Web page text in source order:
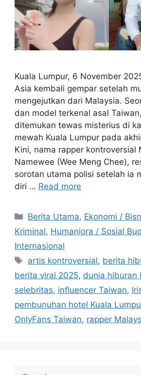
Kuala Lumpur, 6 November
Asia kembali gempar setelah
mengejutkan dari Malaysia.
dan model terkenal asal
ditemukan tewas misterius di
mewah Kuala Lumpur pada
Kini, nama rapper kontroversial
Namewee (Wee Meng Chee),
sorotan utama polisi setelah ia
diri … Read more
C
e
g
o
r
s
Berita Utama, Ekonomi /
Kriminal, Humaniora / Sosial
Internasional
T
a
s
artis kontroversial, berita
berita viral 2025, dunia hiburan
selebritas, influencer Taiwan,
pembunuhan hotel Kuala
OnlyFans Taiwan, rapper